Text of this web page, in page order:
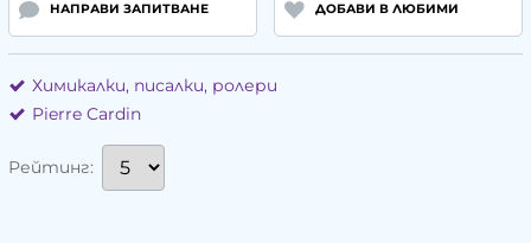
НАПРАВИ ЗАПИТВАНЕ ДОБАВИ В ЛЮБИМИ
Химикалки, писалки, ролери
Pierre Cardin
Рейтинг: